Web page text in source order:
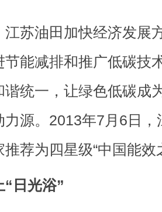
油田加快经济发展
节能减排和推广低碳技
谐统一，让绿色低碳成
力源。2013年7月6日
荐为四星级“中国能效
“日光浴”